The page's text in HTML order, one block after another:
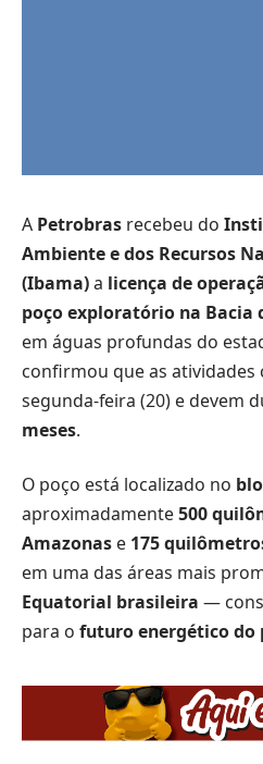
A Petrobras recebeu do
Ambiente e dos Recursos
(Ibama)a licença de
poço exploratório na Bacia
em águas profundas do
confirmou que as atividades
segunda-feira (20) e devem
meses.
O poço está localizado no
aproximadamente500
Amazonas e 175
em uma das áreas mais
Equatorial brasileira —
para o futuro energético do